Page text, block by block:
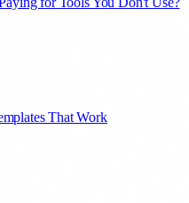
That Work